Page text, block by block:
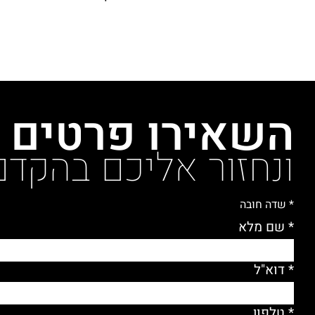
השאירו פרטים
ונחזור אליכם
* שדה חובה
* שם מלא
* דוא"ל